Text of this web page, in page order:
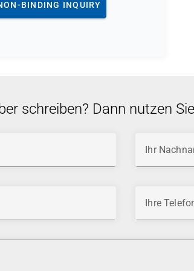
BINDING INQUIRY
schreiben? Dann nutzen
Ihr
Ihre